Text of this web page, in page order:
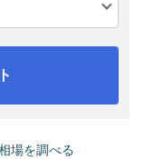
場を調べる